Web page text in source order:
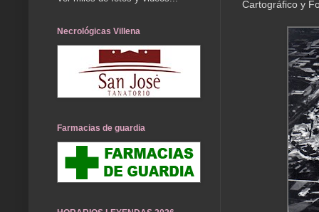
Cartográfico y
Necrológicas Villena
Farmacias de guardia